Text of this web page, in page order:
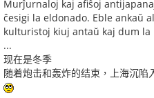
Murĵurnaloj kaj afiŝoj
ĉesigi la eldonado. Eble ankaŭ
kulturistoj kiuj antaŭ kaj dum
...
现在是冬季
随着炮击和轰炸的结束，上海沉陷